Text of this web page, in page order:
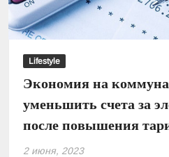
в
лета
Lifestyle
Экономия на
уменьшить счета за
после повышения
2 июня, 2023